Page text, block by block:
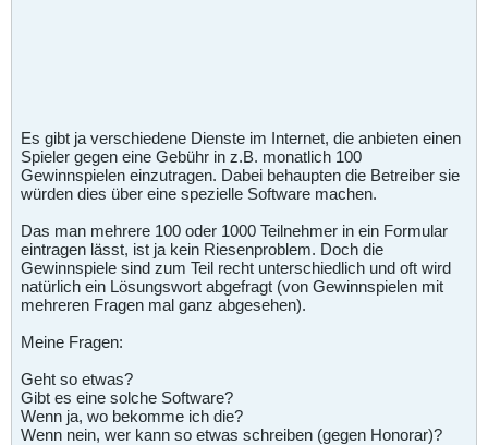
Es gibt ja verschiedene Dienste im Internet, die anbieten einen
Spieler gegen eine Gebühr in z.B. monatlich 100
Gewinnspielen einzutragen. Dabei behaupten die Betreiber sie
würden dies über eine spezielle Software machen.
Das man mehrere 100 oder 1000 Teilnehmer in ein Formular
eintragen lässt, ist ja kein Riesenproblem. Doch die
Gewinnspiele sind zum Teil recht unterschiedlich und oft wird
natürlich ein Lösungswort abgefragt (von Gewinnspielen mit
mehreren Fragen mal ganz abgesehen).
Meine Fragen:
Geht so etwas?
Gibt es eine solche Software?
Wenn ja, wo bekomme ich die?
Wenn nein, wer kann so etwas schreiben (gegen Honorar)?